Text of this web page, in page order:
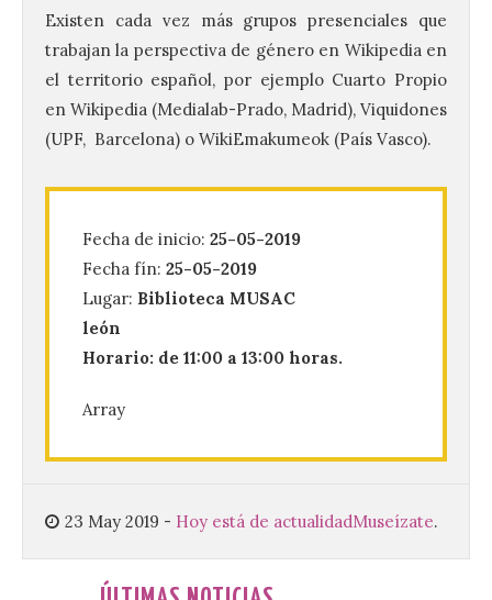
Existen cada vez más grupos presenciales que
trabajan la perspectiva de género en Wikipedia en
el territorio español, por ejemplo Cuarto Propio
en Wikipedia (Medialab-Prado, Madrid), Viquidones
(UPF, Barcelona) o WikiEmakumeok (País Vasco).
Fecha de inicio: 25-05-2019
Fecha fín: 25-05-2019
Lugar: Biblioteca MUSAC
león
Horario: de 11:00 a 13:00 horas.
Array
23 May 2019 - Hoy está de actualidadMuseízate.
de Dulces del Convento a
Gradefes
Tendrá lugar el 9 de
mejores dulces conventuales, tradición,
[…]